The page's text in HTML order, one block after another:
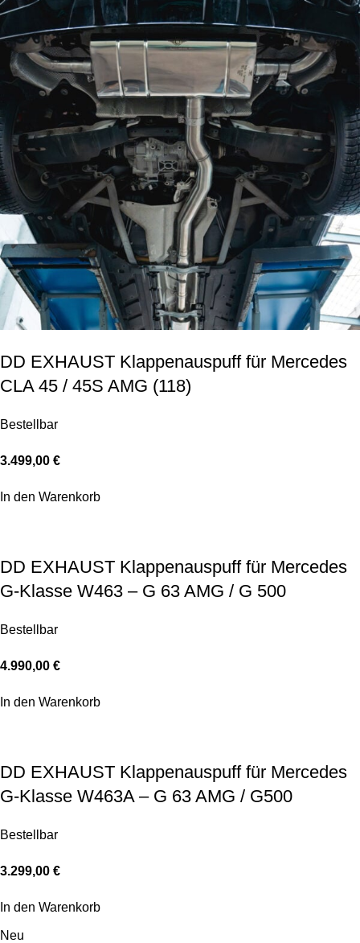
DD EXHAUST Klappenauspuff für Mercedes
CLA 45 / 45S AMG (118)
Bestellbar
3.499,00 €
In den Warenkorb
DD EXHAUST Klappenauspuff für Mercedes
G-Klasse W463 – G 63 AMG / G 500
Bestellbar
4.990,00 €
In den Warenkorb
DD EXHAUST Klappenauspuff für Mercedes
G-Klasse W463A – G 63 AMG / G500
Bestellbar
3.299,00 €
In den Warenkorb
Neu